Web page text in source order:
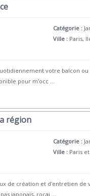
Catégorie :
Ville : Paris,
votre balcon ou
pour m'occ
région
Catégorie :
Ville : Paris
de création et d'entretien de
japonais, rocai